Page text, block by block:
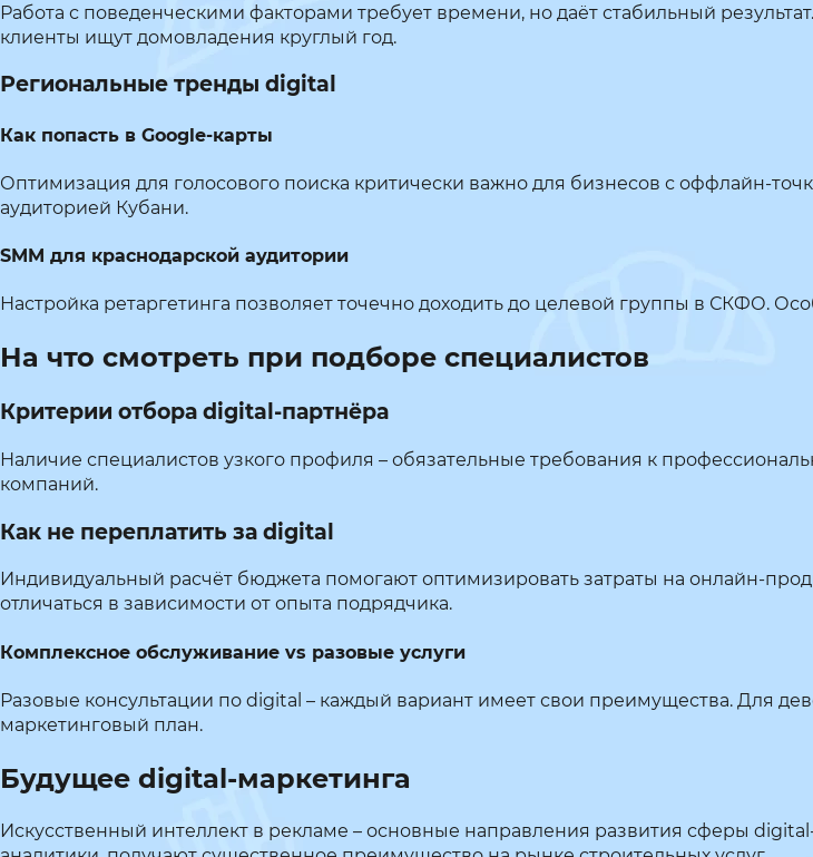
Работа с поведенческими факторами требует времени, но даёт стабильный
клиенты ищут домовладения круглый год.
Региональные тренды digital
Как попасть в Google-карты
Оптимизация для голосового поиска критически важно для бизнесов с оффлайн-
аудиторией Кубани.
SMM для краснодарской аудитории
Настройка ретаргетинга позволяет точечно доходить до целевой группы в СКФО.
На что смотреть при подборе специалистов
Критерии отбора digital-партнёра
Наличие специалистов узкого профиля – обязательные требования к
компаний.
Как не переплатить за digital
Индивидуальный расчёт бюджета помогают оптимизировать затраты на онлайн-
отличаться в зависимости от опыта подрядчика.
Комплексное обслуживание vs разовые услуги
Разовые консультации по digital – каждый вариант имеет свои преимущества. Для
маркетинговый план.
Будущее digital-маркетинга
Искусственный интеллект в рекламе – основные направления развития сферы